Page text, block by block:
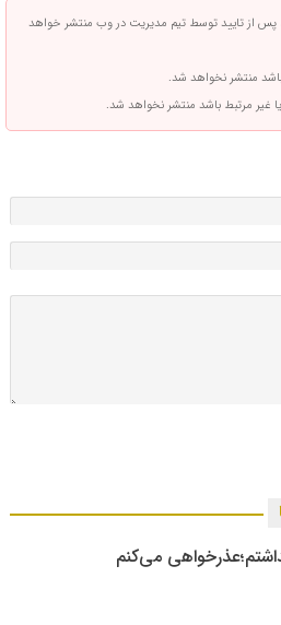
پس از تایید توسط تیم مدیریت در وب منتشر خواهد
منتشر نخواهد شد.
غیر مرتبط باشد منتشر نخواهد شد.
می‌کنم